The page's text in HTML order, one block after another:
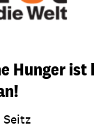
Hunger ist
Seitz